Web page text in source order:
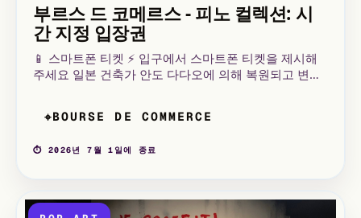
부르스 드 코메르스 - 피노 컬렉션: 시
간 지정 입장권
📱 스마트폰 티켓 ⚡ 입구에서 스마트폰 티켓을 제시해
주세요 일본 건축가 안도 다다오에 의해 복원되고 변형
걸쳐 모은 동시대 미술 컬렉션을 품고 있습니다.
⌖BOURSE DE COMMERCE
⏱ 2026년 7월 1일에 종료